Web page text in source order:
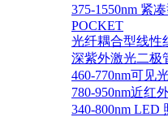
375-1550nm 紧
POCKET
光纤耦合型线性
深紫外激光二极
460-770nm可见
780-950nm近红
340-800nm LED